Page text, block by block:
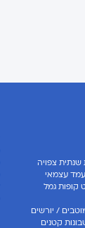
שנתית צפויה
עצמאי
קופות גמל
/ יורשים
קטנים